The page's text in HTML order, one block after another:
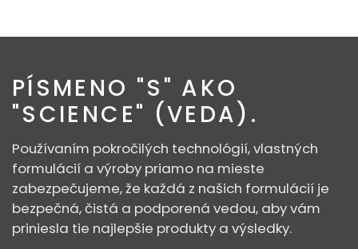
PÍSMENO "S" AKO
"SCIENCE" (VEDA).
Používaním pokročilých technológií, vlastných
formulácií a výroby priamo na mieste
zabezpečujeme, že každá z našich formulácií je
bezpečná, čistá a podporená vedou, aby vám
priniesla tie najlepšie produkty a výsledky.